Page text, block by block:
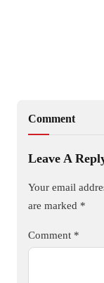
Comment
Leave A
Your email
are marked *
Comment *